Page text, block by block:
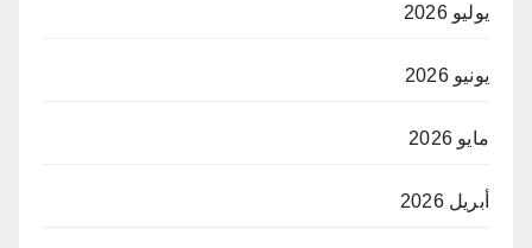
يوليو 2026
يونيو 2026
مايو 2026
أبريل 2026